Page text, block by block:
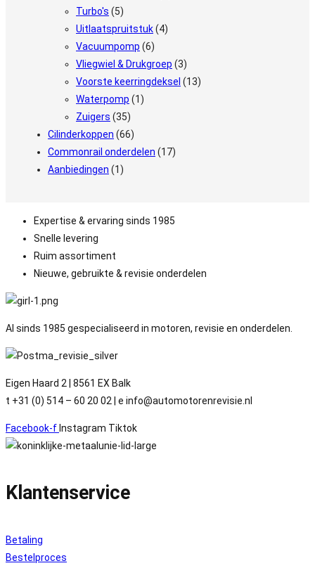
Turbo's (5)
Uitlaatspruitstuk(4)
Vacuumpomp (6)
Vliegwiel & Drukgroep (3)
Voorste keerringdeksel (13)
Waterpomp (1)
Zuigers (35)
Cilinderkoppen (66)
Commonrail onderdelen (17)
Aanbiedingen (1)
Expertise & ervaring sinds 1985
Snelle levering
Ruim assortiment
Nieuwe, gebruikte & revisie onderdelen
Al sinds 1985 gespecialiseerd in motoren, revisie en onderdelen.
Eigen Haard 2 | 8561 EX Balk
t +31 (0) 514 – 60 20 02 | e info@automotorenrevisie.nl
Facebook-f Instagram Tiktok
Klantenservice
Betaling
Bestelproces